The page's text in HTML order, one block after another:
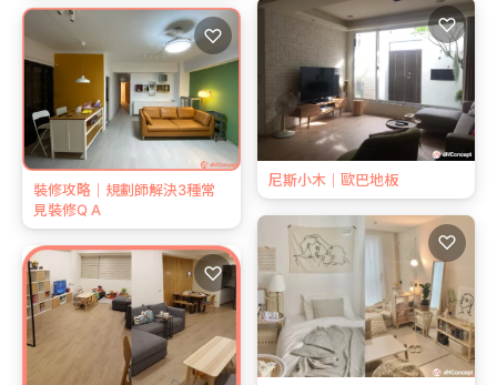
裝修攻略｜規劃師解決3種常
見裝修Q A
♡
♡
尼斯小木｜歐巴地板
♡
♡